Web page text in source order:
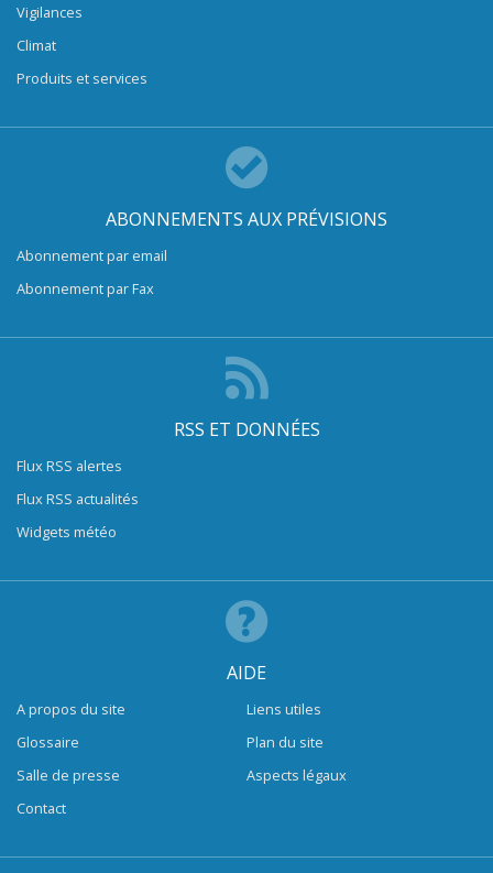
Vigilances
Climat
Produits et services
ABONNEMENTS AUX PRÉVISIONS
Abonnement par email
Abonnement par Fax
RSS ET DONNÉES
Flux RSS alertes
Flux RSS actualités
Widgets météo
AIDE
A propos du site
Glossaire
Salle de presse
Contact
Liens utiles
Plan du site
Aspects légaux